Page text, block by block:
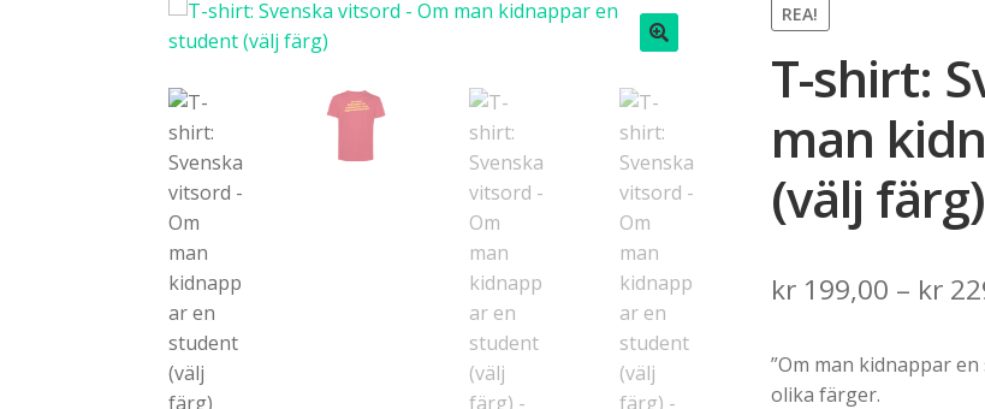
REA!
T-shirt:
man
(välj färg)
kr199,00 – kr
”Om man kidnappar
olika färger.